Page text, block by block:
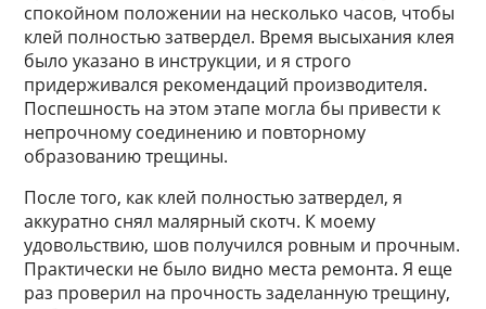
спокойном положении на несколько часов, чтобы
клей полностью затвердел. Время высыхания клея
было указано в инструкции, и я строго
придерживался рекомендаций производителя.
Поспешность на этом этапе могла бы привести к
непрочному соединению и повторному
образованию трещины.
После того, как клей полностью затвердел, я
аккуратно снял малярный скотч. К моему
удовольствию, шов получился ровным и прочным.
Практически не было видно места ремонта. Я еще
раз проверил на прочность заделанную трещину,